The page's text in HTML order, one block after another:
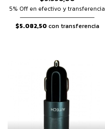
5% Off en efectivo y transferencia
$5.082,50con transferencia